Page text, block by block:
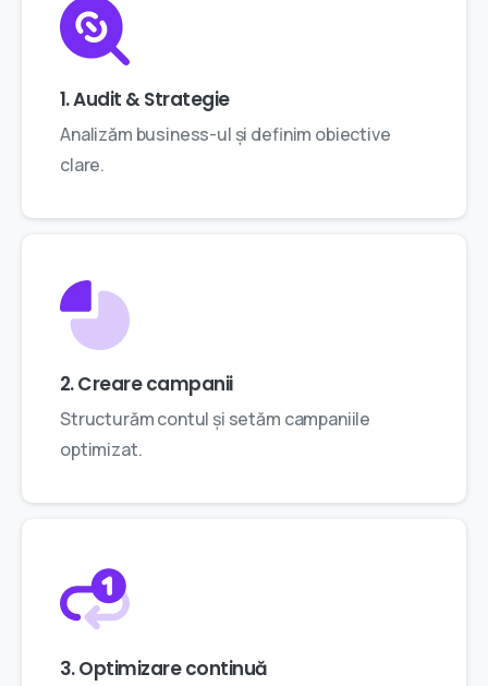
1. Audit & Strategie
Analizăm business-ul și definim obiective
clare.
2. Creare campanii
Structurăm contul și setăm campaniile
optimizat.
3. Optimizare continuă